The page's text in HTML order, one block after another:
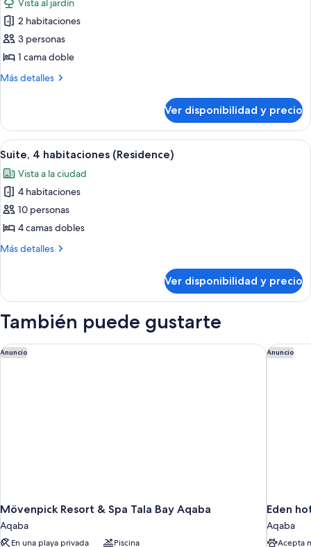
size,
vista
al
mar
las
fotos
de
Suite
presidencial
Vista al jardín
2 habitaciones
3 personas
1 cama doble
Más detalles
Más
presidencial
Ver disponibilidad y precio
Ver
todas
las
fotos
de
Suite,
4
Habitación de hotel con una cama
9
Suite, 4 habitaciones (Residence)
Vista a la ciudad
4 habitaciones
10 personas
4 camas dobles
Más detalles
Más
4
(Residence)
Ver disponibilidad y precio
También puede gustarte
Anuncio
Mövenpick Resort & Spa Tala Bay Aqaba
Aqaba
En una playa privada Piscina
Mövenpick Resort & Spa Tala Bay Aqaba Anuncio
Eden
Aqaba
Acepta
Eden